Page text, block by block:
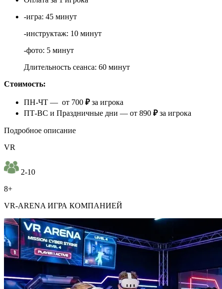
-игра: 45 минут
-инструктаж: 10 минут
-фото: 5 минут
Длительность сеанса: 60 минут
Стоимость:
ПН-ЧТ — от 700 ₽за игрока
ПТ-ВС и Праздничные дни — от 890 ₽за игрока
Подробное описание
VR
2-10
8+
VR-ARENA ИГРА КОМПАНИЕЙ